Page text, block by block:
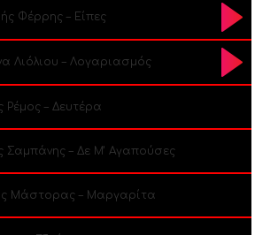
Φέρρης – Είπες
Λιόλιου – Λογαριασμός
Ρέμος – Δευτέρα
Σαμπάνης – Δε Μ’ Αγαπούσες
Μάστορας – Μαργαρίτα